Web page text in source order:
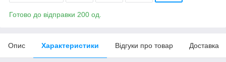
Готово до відправки 200 од.
Опис Характеристики Відгуки про товар Доставка